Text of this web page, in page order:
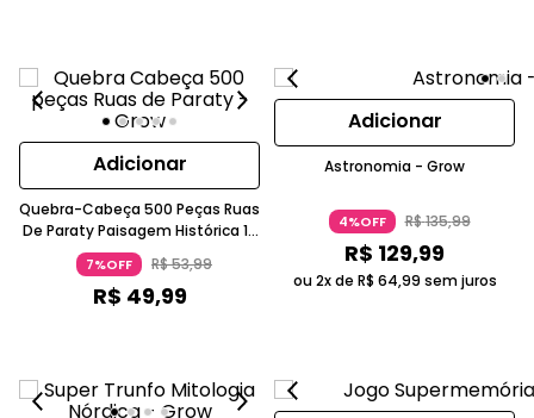
Adicionar
Quebra-Cabeça 500 Peças Ruas
De Paraty Paisagem Histórica 10
Anos Grow
7%OFF R$53,99
R$ 49,99
Adicionar
Astronomia - Grow
4%OFF R$135,99
R$ 129,99
ou 2x de R$ 64,99 sem juros